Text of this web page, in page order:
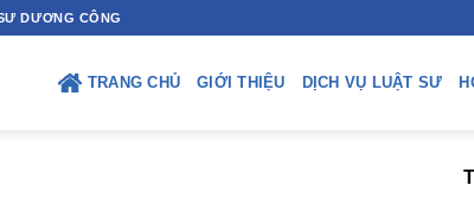
DƯƠNG CÔNG
TRANG CHỦ GIỚI THIỆU DỊCH VỤ LUẬT SƯ